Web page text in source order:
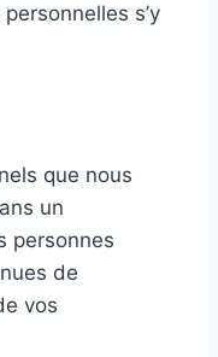
s’y
que nous
un
personnes
de
vos